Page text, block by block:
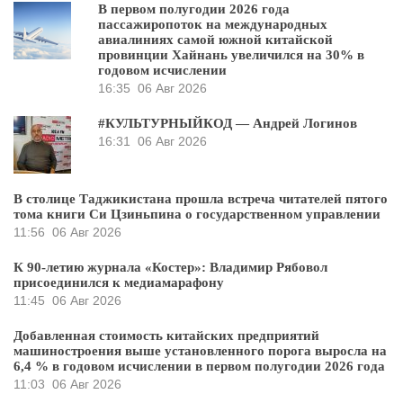
В первом полугодии 2026 года
пассажиропоток на международных
авиалиниях самой южной китайской
провинции Хайнань увеличился на 30% в
годовом исчислении
16:35 06 Авг 2026
#КУЛЬТУРНЫЙКОД — Андрей Логинов
16:31
06 Авг 2026
В столице Таджикистана прошла встреча читателей пятого
тома книги Си Цзиньпина о государственном управлении
11:56 06 Авг 2026
К 90-летию журнала «Костер»: Владимир Рябовол
присоединился к медиамарафону
11:45 06 Авг 2026
Добавленная стоимость китайских предприятий
машиностроения выше установленного порога выросла на
6,4 % в годовом исчислении в первом полугодии 2026 года
11:03 06 Авг 2026